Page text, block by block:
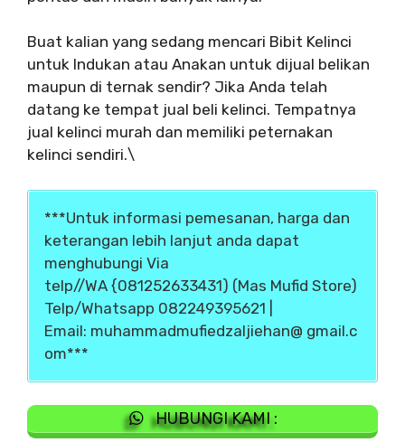
Buat kalian yang sedang mencari Bibit Kelinci
untuk Indukan atau Anakan untuk dijual belikan
maupun di ternak sendir? Jika Anda telah
datang ke tempat jual beli kelinci. Tempatnya
jual kelinci murah dan memiliki peternakan
kelinci sendiri.\
***Untuk informasi pemesanan, harga dan
keterangan lebih lanjut anda dapat
menghubungi Via
telp//WA {081252633431) (Mas Mufid Store)
Telp/Whatsapp 082249395621 |
Email: muhammadmufiedzaljiehan@ gmail.c
om***
HUBUNGI KAMI :